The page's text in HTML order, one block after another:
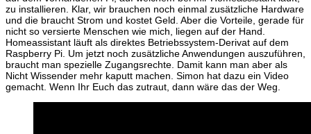
zu installieren. Klar, wir brauchen noch einmal zusätzliche Hardware
und die braucht Strom und kostet Geld. Aber die Vorteile, gerade für
nicht so versierte Menschen wie mich, liegen auf der Hand.
Homeassistant läuft als direktes Betriebssystem-Derivat auf dem
Raspberry Pi. Um jetzt noch zusätzliche Anwendungen auszuführen,
braucht man spezielle Zugangsrechte. Damit kann man aber als
Nicht Wissender mehr kaputt machen. Simon hat dazu ein Video
gemacht. Wenn Ihr Euch das zutraut, dann wäre das der Weg.